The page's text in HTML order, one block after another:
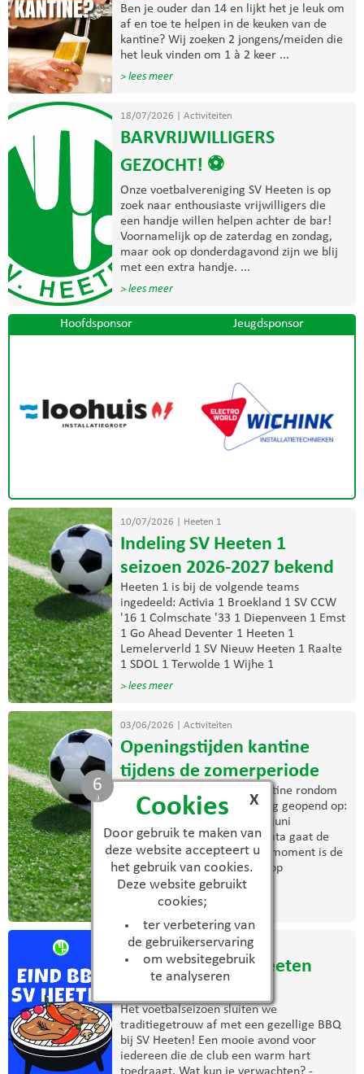
Cookies
Door gebruik te maken van
deze website accepteert u
het gebruik van cookies.
Deze website gebruikt
cookies;
ter verbetering van
de gebruikerservaring
om websitegebruik
te analyseren
X
6
Ben je ouder dan 14 en lijkt het je leuk om
af en toe te helpen in de keuken van de
kantine? Wij zoeken 2 jongens/meiden die
het leuk vinden om 1 à 2 keer ...
> lees meer
18/07/2026 Activiteiten
BARVRIJWILLIGERS
GEZOCHT! ⚽
Onze voetbalvereniging SV Heeten is op
zoek naar enthousiaste vrijwilligers die
een handje willen helpen achter de bar!
Voornamelijk op de zaterdag en zondag,
maar ook op donderdagavond zijn we blij
met een extra handje. ...
> lees meer
Hoofdsponsor Jeugdsponsor
10/07/2026 Heeten 1
Indeling SV Heeten 1
seizoen 2026-2027 bekend
Heeten 1 is bij de volgende teams
ingedeeld: Activia 1 Broekland 1 SV CCW
'16 1 Colmschate '33 1 Diepenveen 1 Emst
1 Go Ahead Deventer 1 Heeten 1
Lemelerverld 1 SV Nieuw Heeten 1 Raalte
1 SDOL 1 Terwolde 1 Wijhe 1
> lees meer
03/06/2026 Activiteiten
Openingstijden kantine
tijdens de zomerperiode
De komende weken is de kantine rondom
trainingen en wedstrijden nog geopend op:
Woensdag 3 juni Zaterdag 6 juni
Woensdag 10 juni Na deze data gaat de
zomerregeling in. Vanaf dat moment is de
kantine uitsluitend geopend op
donderdagavond. Wij ...
> lees meer
03/06/2026| Activiteiten
Eind BBQ bij S.V. Heeten
Het voetbalseizoen sluiten we
traditiegetrouw af met een gezellige BBQ
bij SV Heeten! Een mooie avond voor
iedereen die de club een warm hart
toedraagt. Wat kun je verwachten? -